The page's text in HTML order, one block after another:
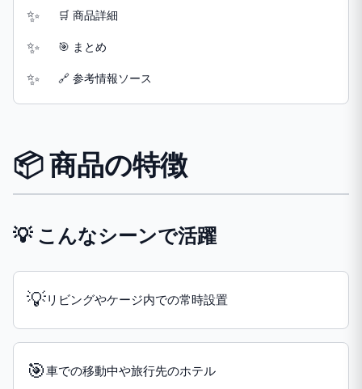
🛒 商品詳細
🎯 まとめ
🔗 参考情報ソース
📦 商品の特徴
💡 こんなシーンで活躍
💡リビングやケージ内での常時設置
🎯車での移動中や旅行先のホテル